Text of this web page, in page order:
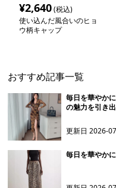
¥2,640(税込)
使い込んだ風合いのヒョ
ウ柄キャップ
おすすめ記事一覧
毎日を華やか
の魅力を引き
更新日2026-
毎日を華やか